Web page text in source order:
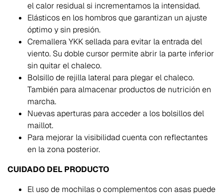
el calor residual si incrementamos la intensidad.
Elásticos en los hombros que garantizan un ajuste
óptimo y sin presión.
Cremallera YKK sellada para evitar la entrada del
viento. Su doble cursor permite abrir la parte inferior
sin quitar el chaleco.
Bolsillo de rejilla lateral para plegar el chaleco.
También para almacenar productos de nutrición en
marcha.
Nuevas aperturas para acceder a los bolsillos del
maillot.
Para mejorar la visibilidad cuenta con reflectantes
en la zona posterior.
CUIDADO DEL PRODUCTO
El uso de mochilas o complementos con asas puede